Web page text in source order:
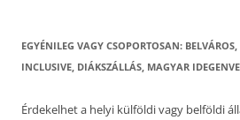
EGYÉNILEG VAGY CSOPORTOSAN:
INCLUSIVE, DIÁKSZÁLLÁS, MAGYAR
Érdekelhet a helyi külföldi vagy belföldi